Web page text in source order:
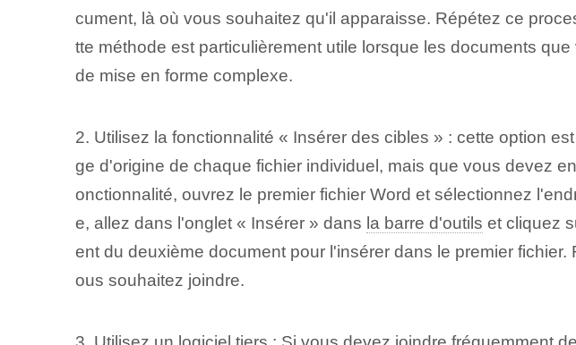
cument, là où vous souhaitez qu'il apparaisse.‌ Répétez ce⁤
tte ⁢méthode est particulièrement utile lorsque les documents
de mise en forme complexe.
2. Utilisez la fonctionnalité « Insérer des ⁤cibles » : cette option
ge d'origine de chaque fichier individuel, mais que vous devez
onctionnalité, ouvrez le premier fichier Word et sélectionnez
e, allez dans l'onglet « Insérer » dans la barre d'outils et cliquez
ent du deuxième document ⁢pour l'insérer dans ‌le premier⁤
ous souhaitez joindre.